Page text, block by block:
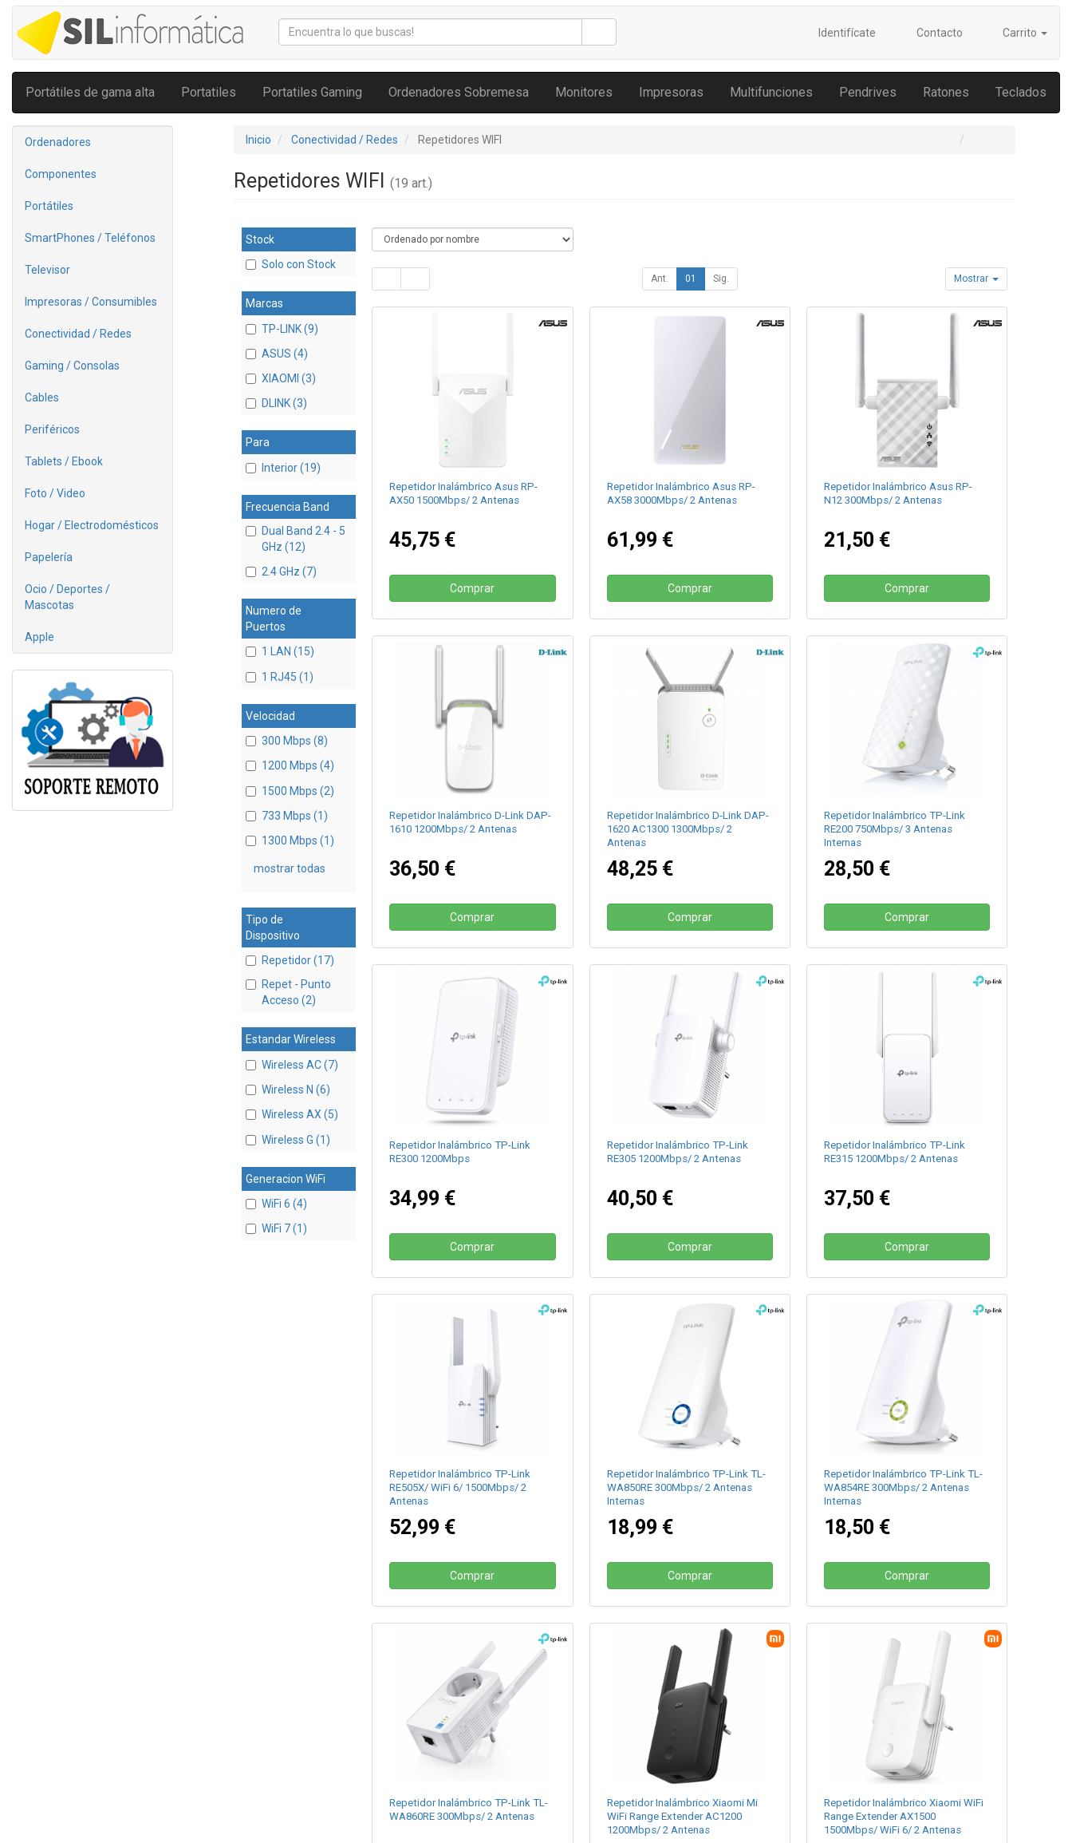
Identifícate Contacto Carrito
Portátiles de gama alta Portatiles Portatiles Gaming Ordenadores Sobremesa Monitores Impresoras Multifunciones Pendrives Ratones Teclados
Ordenadores
Componentes
Portátiles
SmartPhones / Teléfonos
Televisor
Impresoras / Consumibles
Conectividad / Redes
Gaming / Consolas
Cables
Periféricos
Tablets / Ebook
Foto / Video
Hogar / Electrodomésticos
Papelería
Ocio / Deportes /
Mascotas
Apple
Inicio Conectividad / Redes Repetidores WIFI
Repetidores WIFI (19 art.)
Stock
Solo con Stock
Marcas
TP-LINK (9)
ASUS (4)
XIAOMI (3)
DLINK (3)
Para
Interior (19)
Frecuencia Band
Dual Band 2.4 - 5
GHz (12)
2.4 GHz (7)
Numero de
Puertos
1 LAN (15)
1 RJ45 (1)
Velocidad
300 Mbps (8)
1200 Mbps (4)
1500 Mbps (2)
733 Mbps (1)
1300 Mbps (1)
mostrar todas
Tipo de
Dispositivo
Repetidor (17)
Repet - Punto
Acceso (2)
Estandar Wireless
Wireless AC (7)
Wireless N (6)
Wireless AX (5)
Wireless G (1)
Generacion WiFi
WiFi 6 (4)
WiFi 7 (1)
Ant. 01 Sig. Mostrar
Repetidor Inalámbrico Asus RP-
AX50 1500Mbps/ 2 Antenas
45,75 €
Comprar
Repetidor Inalámbrico Asus RP-
AX58 3000Mbps/ 2 Antenas
61,99 €
Comprar
Repetidor Inalámbrico Asus RP-
N12 300Mbps/ 2 Antenas
21,50 €
Comprar
Repetidor Inalámbrico D-Link DAP-
1610 1200Mbps/ 2 Antenas
36,50 €
Comprar
Repetidor Inalámbrico D-Link DAP-
1620 AC1300 1300Mbps/ 2
Antenas
48,25 €
Comprar
Repetidor Inalámbrico TP-Link
RE200 750Mbps/ 3 Antenas
Internas
28,50 €
Comprar
Repetidor Inalámbrico TP-Link
RE300 1200Mbps
34,99 €
Comprar
Repetidor Inalámbrico TP-Link
RE305 1200Mbps/ 2 Antenas
40,50 €
Comprar
Repetidor Inalámbrico TP-Link
RE315 1200Mbps/ 2 Antenas
37,50 €
Comprar
Repetidor Inalámbrico TP-Link
RE505X/ WiFi 6/ 1500Mbps/ 2
Antenas
52,99 €
Comprar
Repetidor Inalámbrico TP-Link TL-
WA850RE 300Mbps/ 2 Antenas
Internas
18,99 €
Comprar
Repetidor Inalámbrico TP-Link TL-
WA854RE 300Mbps/ 2 Antenas
Internas
18,50 €
Comprar
Repetidor Inalámbrico TP-Link TL-
WA860RE 300Mbps/ 2 Antenas
Repetidor Inalámbrico Xiaomi Mi
WiFi Range Extender AC1200
1200Mbps/ 2 Antenas
Repetidor Inalámbrico Xiaomi WiFi
Range Extender AX1500
1500Mbps/ WiFi 6/ 2 Antenas